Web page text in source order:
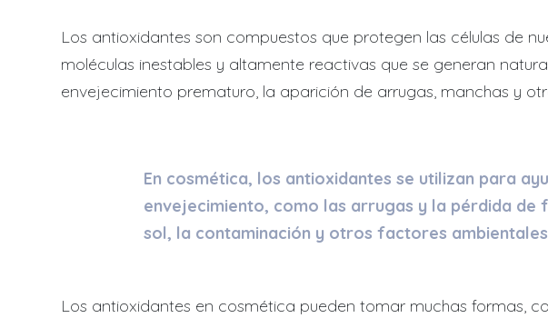
Los antioxidantes son compuestos que protegen las células de
moléculas inestables y altamente reactivas que se generan
envejecimiento prematuro, la aparición de arrugas, manchas y
En cosmética, los antioxidantes se utilizan para
envejecimiento, como las arrugas y la pérdida
sol, la contaminación y otros factores
Los antioxidantes en cosmética pueden tomar muchas formas,